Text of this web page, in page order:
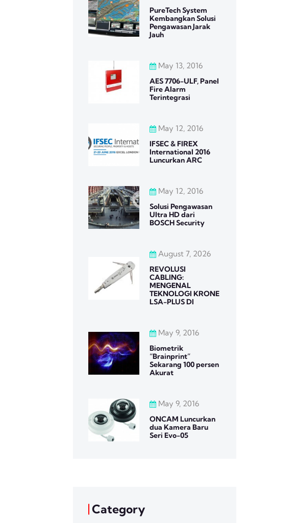
PureTech System
Kembangkan Solusi
Pengawasan Jarak
Jauh
May 13, 2016
AES 7706-ULF, Panel
Fire Alarm
Terintegrasi
May 12, 2016
IFSEC & FIREX
International 2016
Luncurkan ARC
May 12, 2016
Solusi Pengawasan
Ultra HD dari
BOSCH Security
August 7, 2026
REVOLUSI
CABLING:
MENGENAL
TEKNOLOGI KRONE
LSA-PLUS DI
May 9, 2016
Biometrik
“Brainprint”
Sekarang 100 persen
Akurat
May 9, 2016
ONCAM Luncurkan
dua Kamera Baru
Seri Evo-05
Category